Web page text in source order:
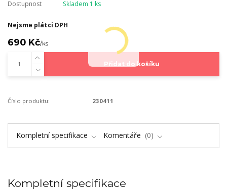
Dostupnost Skladem 1 ks
Nejsme plátci DPH
690 Kč/ks
Přidat do košíku
Číslo produktu: 230411
Kompletní specifikace Komentáře 0
Kompletní specifikace